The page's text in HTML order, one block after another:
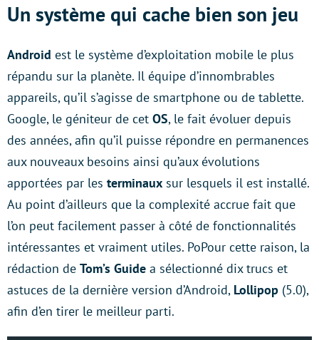
Un système qui cache bien son jeu
Android est le système d’exploitation mobile le plus
répandu sur la planète. Il équipe d’innombrables
appareils, qu’il s’agisse de smartphone ou de tablette.
Google, le géniteur de cet OS, le fait évoluer depuis
des années, afin qu’il puisse répondre en permanences
aux nouveaux besoins ainsi qu’aux évolutions
apportées par les terminaux sur lesquels il est installé.
Au point d’ailleurs que la complexité accrue fait que
l’on peut facilement passer à côté de fonctionnalités
intéressantes et vraiment utiles. PoPour cette raison, la
rédaction de Tom’s Guide a sélectionné dix trucs et
astuces de la dernière version d’Android, Lollipop (5.0),
afin d’en tirer le meilleur parti.